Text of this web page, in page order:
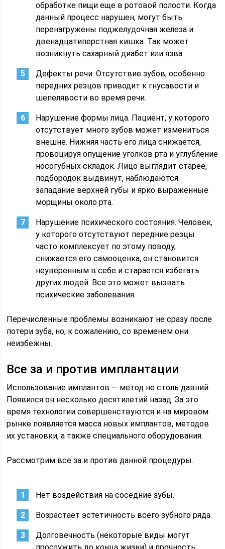
обработке пищи еще в ротовой полости. Когда
данный процесс нарушен, могут быть
перенагружены поджелудочная железа и
двенадцатиперстная кишка. Так может
возникнуть сахарный диабет или язва.
Дефекты речи. Отсутствие зубов, особенно
передних резцов приводит к гнусавости и
шепелявости во время речи.
Нарушение формы лица. Пациент, у которого
отсутствует много зубов может измениться
внешне. Нижняя часть его лица снижается,
провоцируя опущение уголков рта и углубление
носогубных складок. Лицо выглядит старее,
подбородок выдвинут, наблюдаются
западание верхней губы и ярко выраженные
морщины около рта.
Нарушение психического состояния. Человек,
у которого отсутствуют передние резцы
часто комплексует по этому поводу,
снижается его самооценка, он становится
неуверенным в себе и старается избегать
других людей. Все это может вызвать
психические заболевания.
Перечисленные проблемы возникают не сразу после
потери зуба, но, к сожалению, со временем они
неизбежны.
Все за и против имплантации
Использование имплантов — метод не столь давний.
Появился он несколько десятилетий назад. За это
время технологии совершенствуются и на мировом
рынке появляется масса новых имплантов, методов
их установки, а также специального оборудования.
Рассмотрим все за и против данной процедуры.
Нет воздействия на соседние зубы.
Возрастает эстетичность всего зубного ряда.
Долговечность (некоторые виды могут